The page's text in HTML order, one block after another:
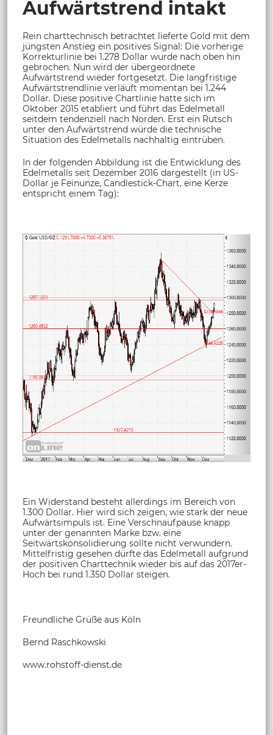
Aufwärtstrend intakt
Rein charttechnisch betrachtet lieferte Gold mit dem
jüngsten Anstieg ein positives Signal: Die vorherige
Korrekturlinie bei 1.278 Dollar wurde nach oben hin
gebrochen. Nun wird der übergeordnete
Aufwärtstrend wieder fortgesetzt. Die langfristige
Aufwärtstrendlinie verläuft momentan bei 1.244
Dollar. Diese positive Chartlinie hatte sich im
Oktober 2015 etabliert und führt das Edelmetall
seitdem tendenziell nach Norden. Erst ein Rutsch
unter den Aufwärtstrend würde die technische
Situation des Edelmetalls nachhaltig eintrüben.
In der folgenden Abbildung ist die Entwicklung des
Edelmetalls seit Dezember 2016 dargestellt (in US-
Dollar je Feinunze, Candlestick-Chart, eine Kerze
entspricht einem Tag):
Ein Widerstand besteht allerdings im Bereich von
1.300 Dollar. Hier wird sich zeigen, wie stark der neue
Aufwärtsimpuls ist. Eine Verschnaufpause knapp
unter der genannten Marke bzw. eine
Seitwärtskonsolidierung sollte nicht verwundern.
Mittelfristig gesehen dürfte das Edelmetall aufgrund
der positiven Charttechnik wieder bis auf das 2017er-
Hoch bei rund 1.350 Dollar steigen.
Freundliche Grüße aus Köln
Bernd Raschkowski
www.rohstoff-dienst.de